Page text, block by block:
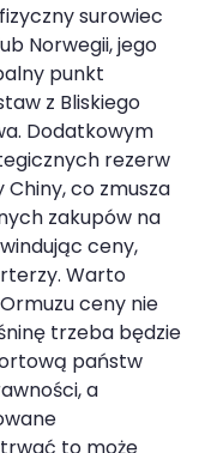
surowiec
Norwegii, jego
punkt
z Bliskiego
Dodatkowym
rezerw
Chiny, co zmusza
zakupów na
ceny,
Warto
ceny nie
trzeba będzie
państw
a
to może